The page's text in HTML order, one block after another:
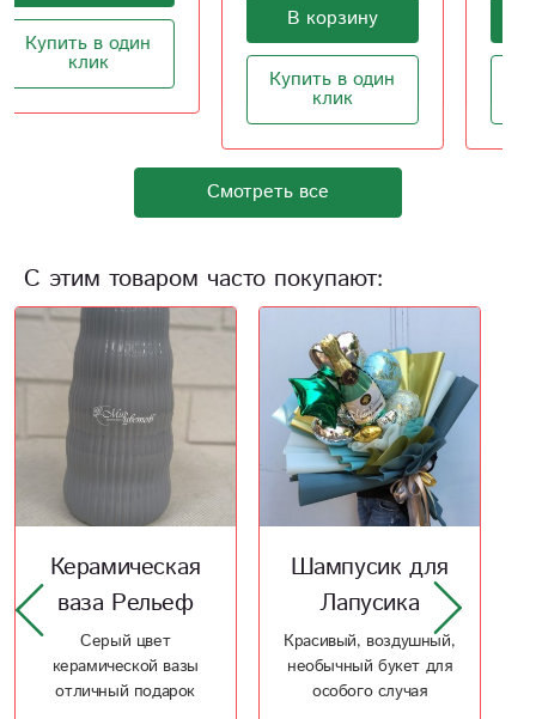
В корзину
Купить в один
В корзину
Купить в один
клик
Смотреть все
С этим товаром часто покупают:
Шампусик для
Лапусика
Красивый, воздушный,
необычный букет для
особого случая
Поздравляем
Оригинальный способ
поздравить близкого
человека
1 500